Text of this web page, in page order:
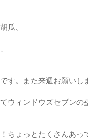
瓜、
す。また来週お願いし
ウィンドウズセブンの
ちょっとたくさんあっ